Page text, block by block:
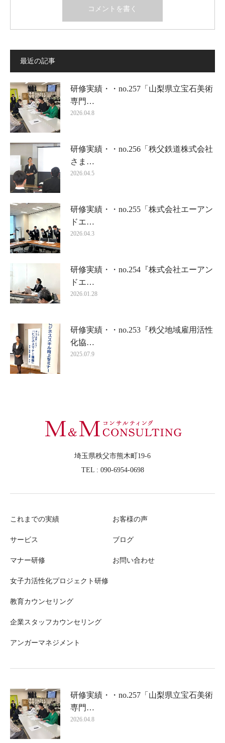
最近の記事
研修実績・・no.257「山梨県立宝石美術
専門…
2026.04.8
研修実績・・no.256「秩父鉄道株式会社
さま…
2026.04.5
研修実績・・no.255「株式会社エーアン
ドエ…
2026.04.3
研修実績・・no.254『株式会社エーアン
ドエ…
2026.01.28
研修実績・・no.253『秩父地域雇用活性
化協…
2025.07.9
埼玉県秩父市熊木町19-6
TEL : 090-6954-0698
これまでの実績
サービス
マナー研修
女子力活性化プロジェクト研修
教育カウンセリング
企業スタッフカウンセリング
アンガーマネジメント
お客様の声
ブログ
お問い合わせ
研修実績・・no.257「山梨県立宝石美術
専門…
2026.04.8